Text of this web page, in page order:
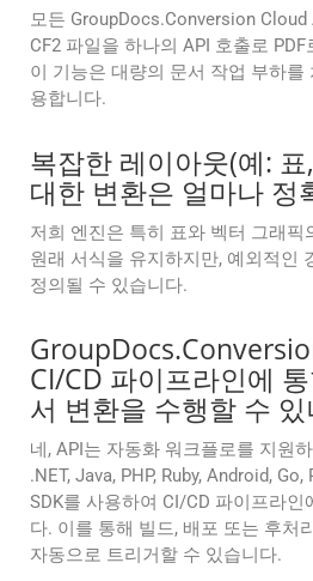
모든 GroupDocs.Conversion
CF2 파일을 하나의 API 호출로
이 기능은 대량의 문서 작업 부하를
용합니다.
복잡한 레이아웃(예:
대한 변환은 얼마나 정
저희 엔진은 특히 표와 벡터 그래픽
원래 서식을 유지하지만, 예외적인
정의될 수 있습니다.
CI/CD 파이프라인에
서 변환을 수행할 수 있
네, API는 자동화 워크플로를 지원
.NET, Java, PHP, Ruby, Android,
SDK를 사용하여 CI/CD 파이프라인
다. 이를 통해 빌드, 배포 또는 후처
자동으로 트리거할 수 있습니다.